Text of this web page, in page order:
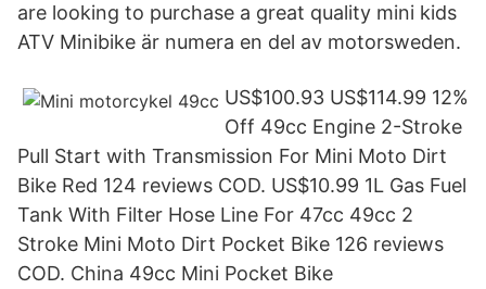
are looking to purchase a great quality mini kids
ATV Minibike är numera en del av motorsweden.
US$100.93 US$114.99 12%
Off 49cc Engine 2-Stroke
Pull Start with Transmission For Mini Moto Dirt
Bike Red 124 reviews COD. US$10.99 1L Gas Fuel
Tank With Filter Hose Line For 47cc 49cc 2
Stroke Mini Moto Dirt Pocket Bike 126 reviews
COD. China 49cc Mini Pocket Bike